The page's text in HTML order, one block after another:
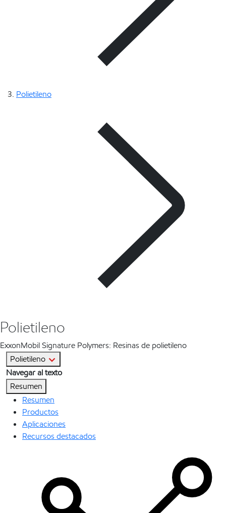
Polietileno
Polietileno
ExxonMobil Signature Polymers: Resinas de polietileno
Polietileno
Navegar al texto
Resumen
Resumen
Productos
Aplicaciones
Recursos destacados